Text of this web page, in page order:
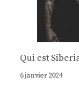
Qui est
6 janvier 2024